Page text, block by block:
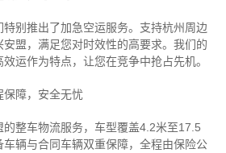
别推出了加急空运服务。支持杭州周边
盟，满足您对时效性的高要求。我们的
运作为特点，让您在竞争中抢占先机。
保障，安全无忧
整车物流服务，车型覆盖4.2米至17.5
辆与合同车辆双重保障，全程由保险公